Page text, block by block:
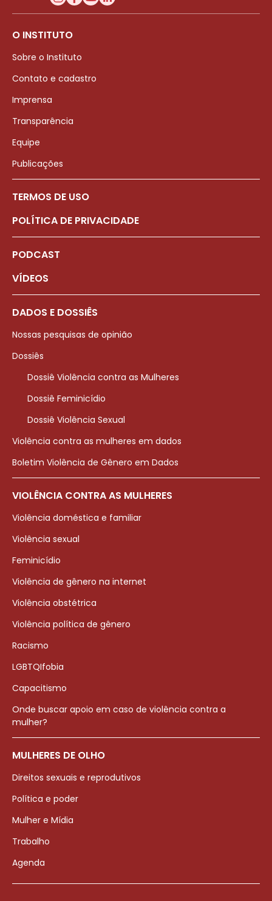
O INSTITUTO
Sobre o Instituto
Contato e cadastro
Imprensa
Transparência
Equipe
Publicações
TERMOS DE USO
POLÍTICA DE PRIVACIDADE
PODCAST
VÍDEOS
DADOS E DOSSIÊS
Nossas pesquisas de opinião
Dossiês
Dossiê Violência contra as Mulheres
Dossiê Feminicídio
Dossiê Violência Sexual
Violência contra as mulheres em dados
Boletim Violência de Gênero em Dados
VIOLÊNCIA CONTRA AS MULHERES
Violência doméstica e familiar
Violência sexual
Feminicídio
Violência de gênero na internet
Violência obstétrica
Violência política de gênero
Racismo
LGBTQIfobia
Capacitismo
Onde buscar apoio em caso de violência contra a
mulher?
MULHERES DE OLHO
Direitos sexuais e reprodutivos
Política e poder
Mulher e Mídia
Trabalho
Agenda